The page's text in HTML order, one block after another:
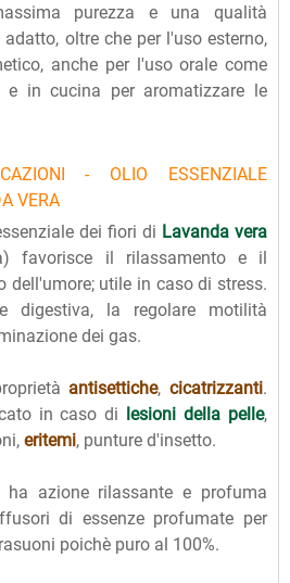
purezza e una qualità
adatto, oltre che per l'uso esterno,
anche per l'uso orale come
e in cucina per aromatizzare le
- OLIO ESSENZIALE
VERA
dei fiori di Lavanda vera
favorisce il rilassamento e il
dell'umore; utile in caso di stress.
digestiva, la regolare motilità
dei gas.
antisettiche,cicatrizzanti.
in caso di lesioni della pelle,
eritemi, punture d'insetto.
ha azione rilassante e profuma
di essenze profumate per
poichè puro al 100%.